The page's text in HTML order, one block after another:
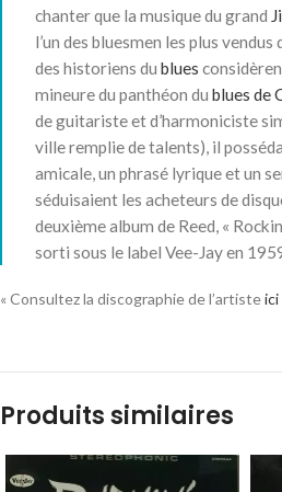
chanter que la musique du grand
l’un des bluesmen les plus
des historiens du blues
mineure du panthéon du blues de
de guitariste et d’harmoniciste
ville remplie de talents), il
amicale, un phrasé lyrique et un
séduisaient les acheteurs de
deuxième album de Reed, «
sorti sous le label Vee-Jay en
« Consultez la discographie de l’artisteici
Produits similaires